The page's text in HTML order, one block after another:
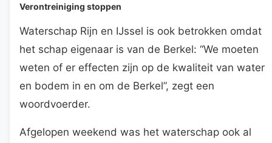
Verontreiniging stoppen
Waterschap Rijn en IJssel is ook betrokken omdat
het schap eigenaar is van de Berkel: “We moeten
weten of er effecten zijn op de kwaliteit van water
en bodem in en om de Berkel”, zegt een
woordvoerder.
Afgelopen weekend was het waterschap ook al